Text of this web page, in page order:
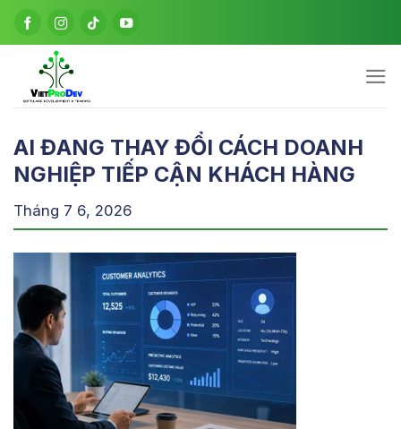
AI ĐANG THAY ĐỔI CÁCH DOANH
NGHIỆP TIẾP CẬN KHÁCH HÀNG
Tháng 7 6, 2026